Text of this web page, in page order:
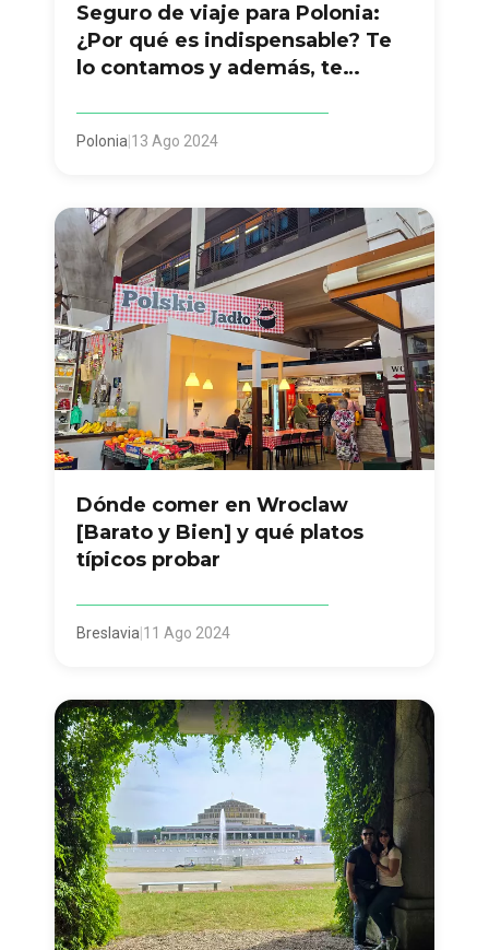
Seguro de viaje para Polonia:
¿Por qué es indispensable? Te
lo contamos y además, te
Polonia 13 Ago 2024
Dónde comer en Wroclaw
[Barato y Bien] y qué platos
típicos probar
Breslavia 11 Ago 2024